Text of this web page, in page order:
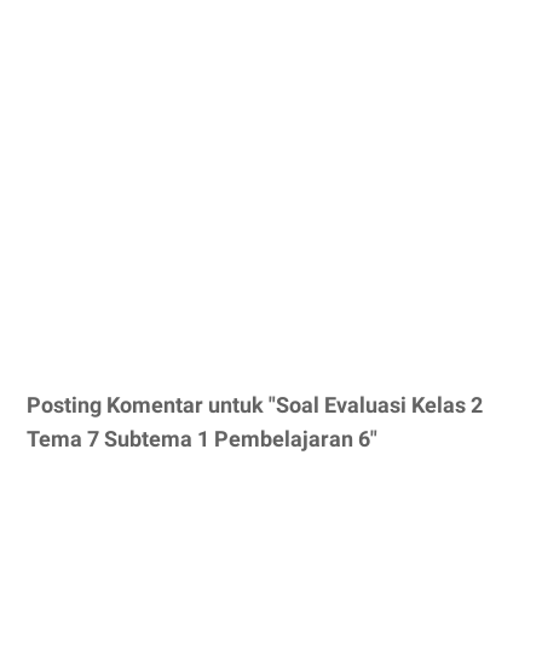
Posting Komentar untuk "Soal Evaluasi Kelas 2
Tema 7 Subtema 1 Pembelajaran 6"